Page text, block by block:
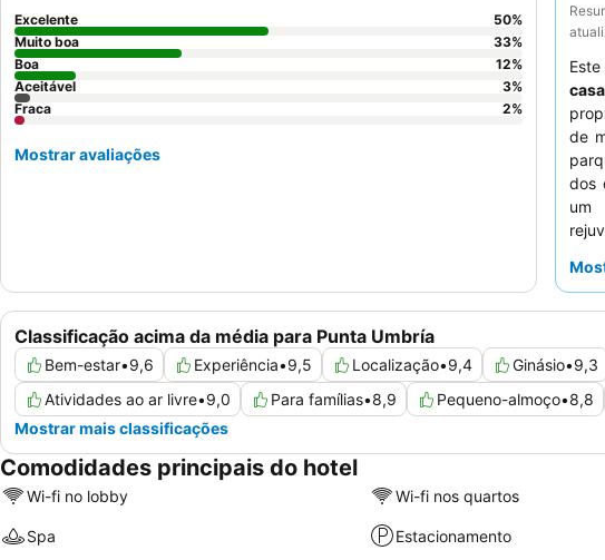
de
dos
um
Classificação acima da média para Punta Umbría
Bem-estar•9,6 Experiência•9,5 Localização•9,4 Ginásio•9,3
Atividades ao ar livre•9,0 Para famílias•8,9 Pequeno-almoço•8,8
Mostrar mais classificações
Excelente 50%
Muito boa
33%
Boa
12%
Aceitável
3%
Fraca
2%
Mostrar avaliações
Comodidades principais do hotel
Wi-fi no lobby Wi-fi nos quartos
Spa Estacionamento